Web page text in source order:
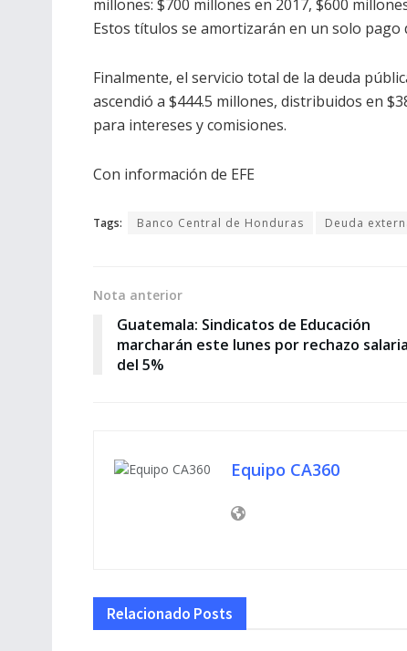
millones: $700 millones en 2017, $600
Estos títulos se amortizarán en un solo pago
Finalmente, el servicio total de la deuda
ascendió a $444.5 millones, distribuidos en
para intereses y comisiones.
Con información de EFE
Tags: Banco Central de Honduras Deuda
Nota anterior
Guatemala: Sindicatos de Educación
marcharán este lunes por rechazo
del 5%
Equipo CA360
Relacionado Posts